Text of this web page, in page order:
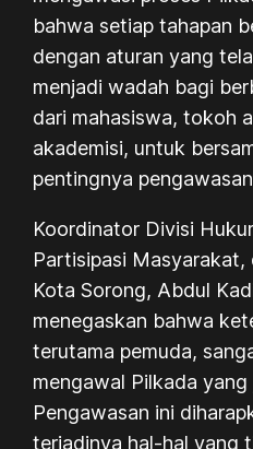
bahwa setiap tahapan
dengan aturan yang
menjadi wadah bagi
dari mahasiswa, tokoh
akademisi, untuk
pentingnya
Koordinator Divisi
Partisipasi Masyarakat,
Kota Sorong, Abdul
menegaskan bahwa
terutama pemuda,
mengawal Pilkada yang
Pengawasan ini
terjadinya hal-hal yang